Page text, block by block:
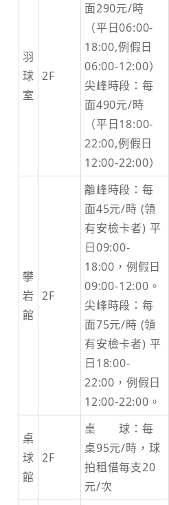
羽
球
室
2F
面290元/時
（平日06:00-
18:00,例假日
06:00-12:00）
尖峰時段：每
面490元/時
（平日18:00-
22:00,例假日
12:00-22:00）
攀
岩
館
2F
離峰時段：每
面45元/時 (領
有安檢卡者) 平
日09:00-
18:00，例假日
09:00-12:00。
尖峰時段：每
面75元/時 (領
有安檢卡者) 平
日18:00-
22:00，例假日
12:00-22:00。
桌
球
館
2F
桌 球：每
桌95元/時，球
拍租借每支20
元/次